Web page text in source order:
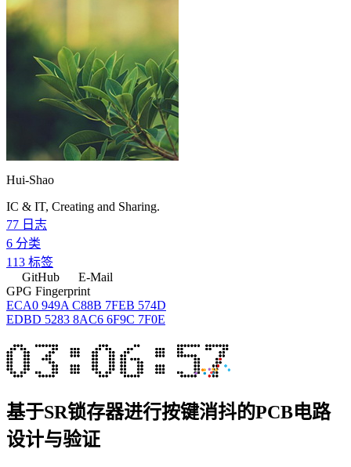
Hui-Shao
IC & IT, Creating and Sharing.
77 日志
6 分类
113 标签
GitHub
E-Mail
GPG Fingerprint
ECA0 949A C88B 7FEB 574D
EDBD 5283 8AC6 6F9C 7F0E
基于SR锁存器进行按键消抖的PCB电路
设计与验证